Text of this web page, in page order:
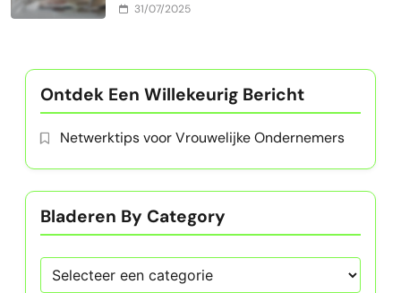
31/07/2025
Ontdek Een Willekeurig Bericht
Netwerktips voor Vrouwelijke Ondernemers
Bladeren By Category